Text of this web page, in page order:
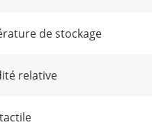
de stockage
relative